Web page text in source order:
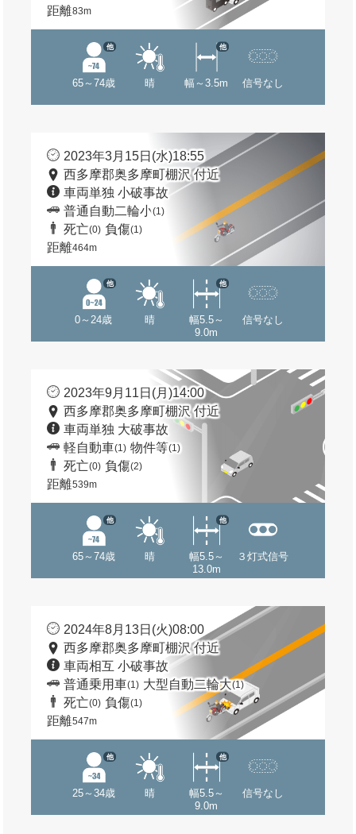
距離83m
65～74歳
他
晴 幅～3.5m
他
信号なし
2023年3月15日(水)18:55
西多摩郡奥多摩町棚沢 付近
車両単独 小破事故
普通自動二輪小(1)
死亡(0) 負傷(1)
距離464m
0～24歳
他
晴
幅5.5～
9.0m
他
信号なし
2023年9月11日(月)14:00
西多摩郡奥多摩町棚沢 付近
車両単独 大破事故
軽自動車(1) 物件等(1)
死亡(0) 負傷(2)
距離539m
65～74歳
他
晴
幅5.5～
13.0m
他
３灯式信号
2024年8月13日(火)08:00
西多摩郡奥多摩町棚沢 付近
車両相互 小破事故
普通乗用車(1) 大型自動二輪大(1)
死亡(0) 負傷(1)
距離547m
25～34歳
他
晴
幅5.5～
9.0m
他
信号なし